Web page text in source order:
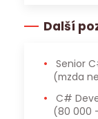
Další
Senior
(mzda
C#
(80 000